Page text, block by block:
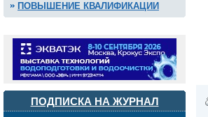
ПОВЫШЕНИЕ КВАЛИФИКАЦИИ
ПОДПИСКА НА ЖУРНАЛ